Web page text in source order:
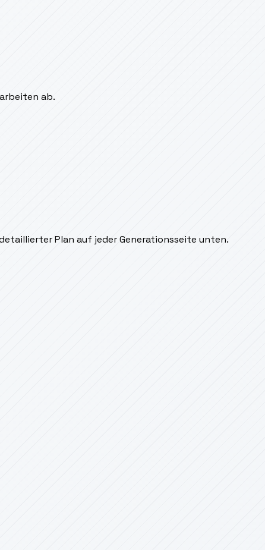
ab.
Plan auf jeder Generationsseite unten.